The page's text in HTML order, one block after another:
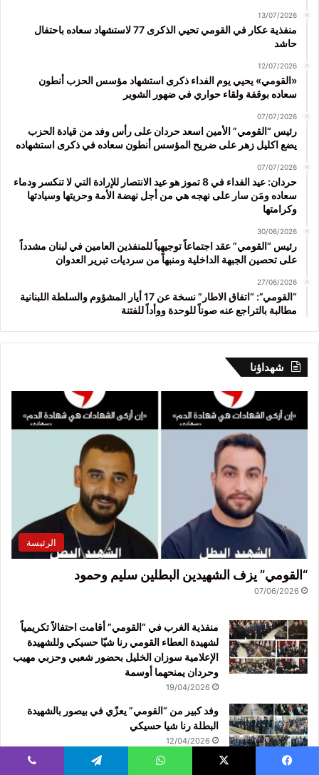
13/07/2026
منفذية عكار في القومي تحيي الذكرى 77 لاستشهاد سعاده باحتفال
حاشد
12/07/2026
«القومي» يحيي يوم الفداء ذكرى استشهاد مؤسس الحزب أنطون
سعاده بوقفة ولقاء حواري في ضهور الشوير
07/07/2026
رئيس “القومي” الأمين اسعد حردان على رأس وفد من قيادة الحزب
يضع اكليل زهر على ضريح المؤسس أنطون سعاده في ذكرى استشهاده
07/07/2026
حردان: عيد الفداء في 8 تموز هو عيد الانتصار للإرادة التي لا تنكسر ودماء
سعاده ومَن سار على نهجه هي من أجل نهضة الأمة وحريتها وسيادتها
وكرامتها
30/06/2026
رئيس “القومي” عقد اجتماعاً توجيهياً للمنفذين العامين في لبنان مشدداً
على تحصين الجبهة الداخلية ومنبهاً من سرديات تبرير العدوان
27/06/2026
“القومي”: “اتفاق الاطار” نسخة عن 17 أيار المشؤوم والسلطة اللبنانية
مطالبة بالتراجع عنه صوناً للوحدة ووأداً للفتنة
شهداؤنا
الرئيسة
“القومي” يزف الشهيدين البطلين سليم وحمود
07/06/2026
منفذية الغرب في “القومي” أقامت احتفالاً تكريمياً
لشهيدة العطاء القومي رنا شيّا حسيكي وللشهيدة
الإعلامية سوزان الخليل بحضور شعبي وحزبي مهيب
وحردان يمنحهما أوسمة
19/04/2026
وفد كبير من “القومي” يعزّي في بيصور بالشهيدة
البطلة رنا شيا حسيكي
12/04/2026